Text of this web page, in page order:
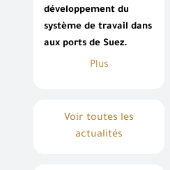
développement du
système de travail dans
aux ports de Suez.
Plus
Voir toutes les
actualités